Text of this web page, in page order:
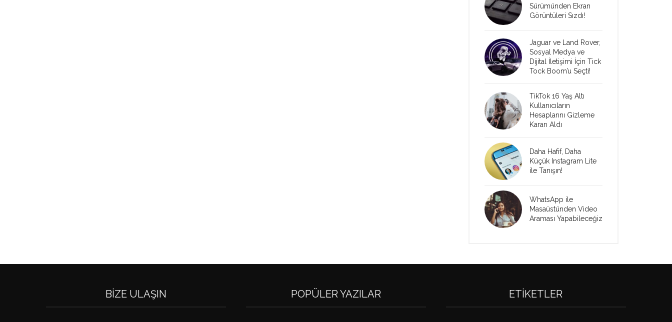
Sürümünden Ekran
Görüntüleri Sızdı!
Jaguar ve Land Rover,
Sosyal Medya ve
Dijital İletişimi İçin Tick
Tock Boom’u Seçti!
TikTok 16 Yaş Altı
Kullanıcıların
Hesaplarını Gizleme
Kararı Aldı
Daha Hafif, Daha
Küçük Instagram Lite
ile Tanışın!
WhatsApp ile
Masaüstünden Video
Araması Yapabileceğiz
BIZE ULAŞIN POPÜLER YAZILAR ETIKETLER